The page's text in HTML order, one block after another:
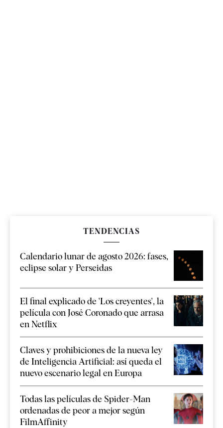
TENDENCIAS
Calendario lunar de agosto 2026: fases,
eclipse solar y Perseidas
El final explicado de 'Los creyentes', la
película con José Coronado que arrasa
en Netflix
Claves y prohibiciones de la nueva ley
de Inteligencia Artificial: así queda el
nuevo escenario legal en Europa
Todas las películas de Spider-Man
ordenadas de peor a mejor según
FilmAffinity